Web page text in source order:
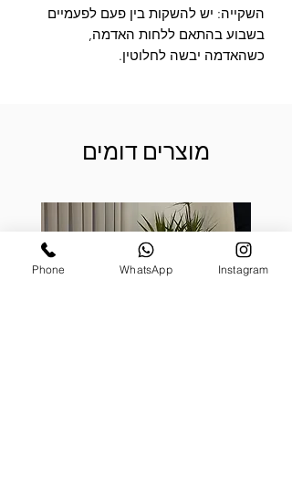
השקייה: יש להשקות בין פעם לפעמיים
בשבוע בהתאם ללחות האדמה,
כשהאדמה יבשה לחלוטין.
מוצרים דומים
Phone WhatsApp Instagram